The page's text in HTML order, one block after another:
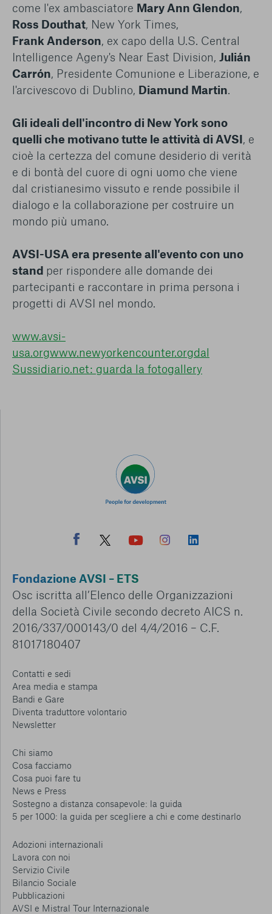
come l'ex ambasciatore Mary Ann Glendon,
Ross Douthat, New York Times,
Frank Anderson, ex capo della U.S. Central
Intelligence Ageny's Near East Division, Julián
Carrón, Presidente Comunione e Liberazione, e
l'arcivescovo di Dublino, Diamund Martin.
Gli ideali dell'incontro di New York sono
quelli che motivano tutte le attività di AVSI, e
cioè la certezza del comune desiderio di verità
e di bontà del cuore di ogni uomo che viene
dal cristianesimo vissuto e rende possibile il
dialogo e la collaborazione per costruire un
mondo più umano.
AVSI-USA era presente all'evento con uno
stand per rispondere alle domande dei
partecipanti e raccontare in prima persona i
progetti di AVSI nel mondo.
www.avsi-
usa.orgwww.newyorkencounter.orgdal
Sussidiario.net: guarda la fotogallery
Fondazione AVSI – ETS
Osc iscritta all’Elenco delle Organizzazioni
della Società Civile secondo decreto AICS n.
2016/337/000143/0 del 4/4/2016 – C.F.
81017180407
Contatti e sedi
Area media e stampa
Bandi e Gare
Diventa traduttore volontario
Newsletter
Chi siamo
Cosa facciamo
Cosa puoi fare tu
News e Press
Sostegno a distanza consapevole: la guida
5 per 1000: la guida per scegliere a chi e come destinarlo
Adozioni internazionali
Lavora con noi
Servizio Civile
Bilancio Sociale
Pubblicazioni
AVSI e Mistral Tour Internazionale